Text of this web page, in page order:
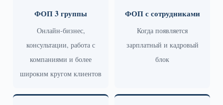
ФОП 3 группы
Онлайн-бизнес,
консультации, работа с
компаниями и более
широким кругом клиентов
ФОП с сотрудниками
Когда появляется
зарплатный и кадровый
блок